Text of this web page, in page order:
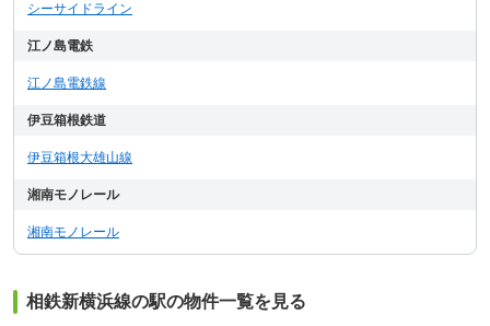
シーサイドライン
江ノ島電鉄
江ノ島電鉄線
伊豆箱根鉄道
伊豆箱根大雄山線
湘南モノレール
湘南モノレール
相鉄新横浜線の駅の物件一覧を見る